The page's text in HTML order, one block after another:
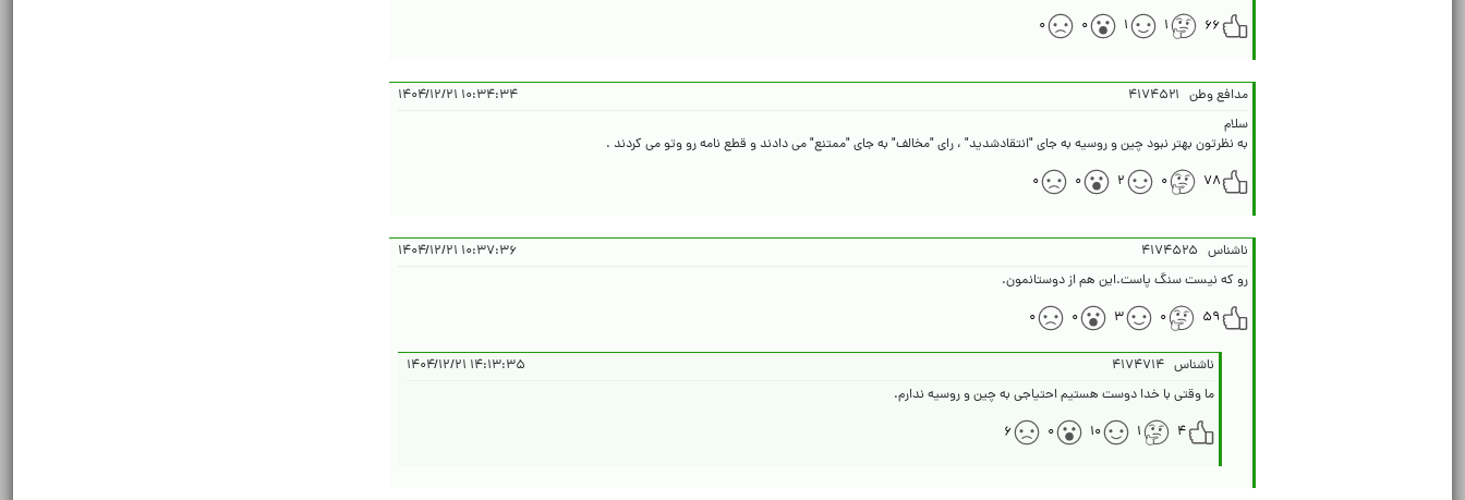
۶۶
۱ ۱ ۰ ۰
مدافع وطن ۴۱۷۴۵۲۱
۱۰:۳۴:۳۴ ۱۴۰۴/۱۲/۲۱
به نظرتون بهتر نبود چین و روسیه به جای "انتقادشدید" ، رای "مخالف" به جای "ممتنع" می دادند و قطع نامه رو وتو می کردند .
۷۸
۰ ۲ ۰ ۰
ناشناس ۴۱۷۴۵۲۵
۱۰:۳۷:۳۶ ۱۴۰۴/۱۲/۲۱
رو که نیست سنگ پاست.این هم از دوستانمون.
۵۹
۰ ۳ ۰ ۰
ناشناس ۴۱۷۴۷۱۴
۱۴:۱۳:۳۵ ۱۴۰۴/۱۲/۲۱
ما وقتی با خدا دوست هستیم احتیاجی به چین و روسیه ندارم.
۴
۱ ۱۰ ۰ ۶